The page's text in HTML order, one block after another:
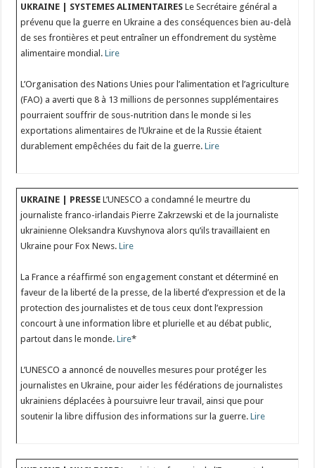
UKRAINE | SYSTEMES ALIMENTAIRES Le Secrétaire général a
prévenu que la guerre en Ukraine a des conséquences bien au-delà
de ses frontières et peut entraîner un effondrement du système
alimentaire mondial.Lire
L’Organisation des Nations Unies pour l’alimentation et l’agriculture
(FAO) a averti que 8 à 13 millions de personnes supplémentaires
pourraient souffrir de sous-nutrition dans le monde si les
exportations alimentaires de l’Ukraine et de la Russie étaient
durablement empêchées du fait de la guerre.Lire
UKRAINE | PRESSE L’UNESCO a condamné le meurtre du
journaliste franco-irlandais Pierre Zakrzewski et de la journaliste
ukrainienne Oleksandra Kuvshynova alors qu’ils travaillaient en
Ukraine pour Fox News.Lire
La France a réaffirmé son engagement constant et déterminé en
faveur de la liberté de la presse, de la liberté d’expression et de la
protection des journalistes et de tous ceux dont l’expression
concourt à une information libre et plurielle et au débat public,
partout dans le monde.Lire*
L’UNESCO a annoncé de nouvelles mesures pour protéger les
journalistes en Ukraine, pour aider les fédérations de journalistes
ukrainiens déplacées à poursuivre leur travail, ainsi que pour
soutenir la libre diffusion des informations sur la guerre.Lire